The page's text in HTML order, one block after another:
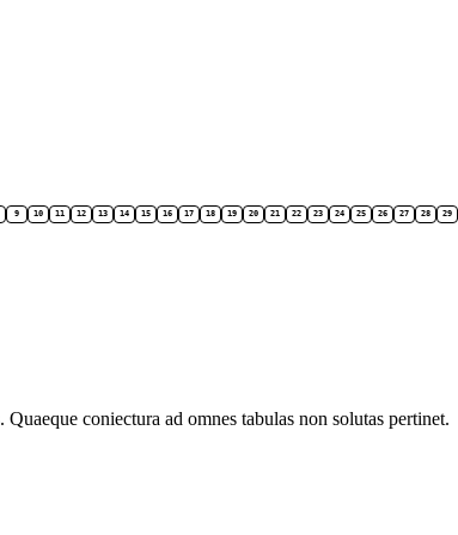
9 10 11 12 13 14 15 16 17 18 19 20 21 22 23 24 25 26 27 28 29
coniectura ad omnes tabulas non solutas pertinet.